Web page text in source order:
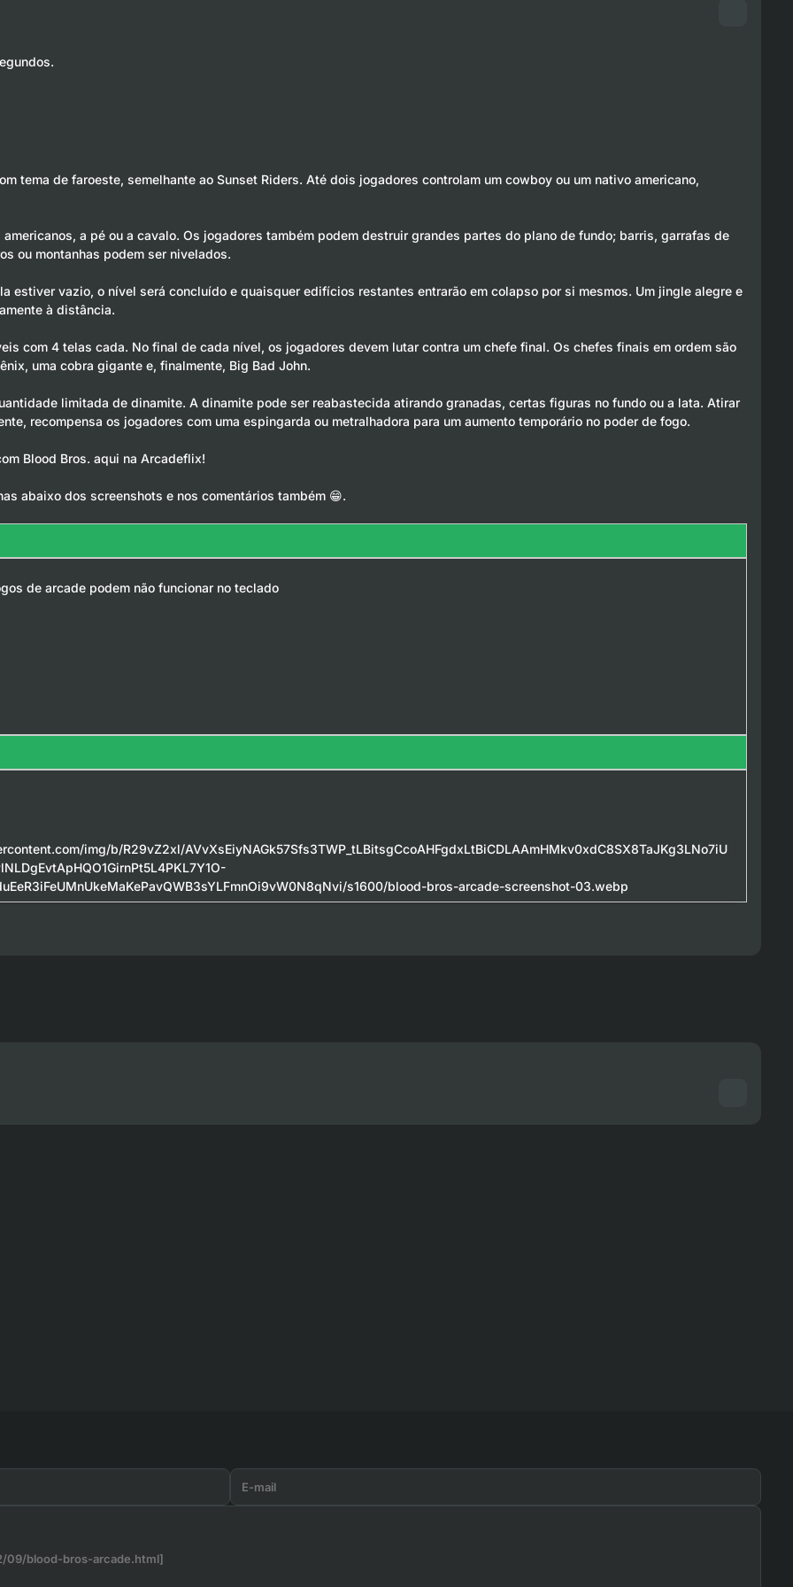
tema de faroeste, semelhante ao Sunset Riders. Até dois jogadores controlam um cowboy ou um nativo americano,
a pé ou a cavalo. Os jogadores também podem destruir grandes partes do plano de fundo; barris, garrafas de
ou montanhas podem ser nivelados.
estiver vazio, o nível será concluído e quaisquer edifícios restantes entrarão em colapso por si mesmos. Um jingle alegre e
à distância.
com 4 telas cada. No final de cada nível, os jogadores devem lutar contra um chefe final. Os chefes finais em ordem são
uma cobra gigante e, finalmente, Big Bad John.
limitada de dinamite. A dinamite pode ser reabastecida atirando granadas, certas figuras no fundo ou a lata. Atirar
recompensa os jogadores com uma espingarda ou metralhadora para um aumento temporário no poder de fogo.
Blood Bros. aqui na Arcadeflix!
abaixo dos screenshots e nos comentários também 😁.
de arcade podem não funcionar no teclado